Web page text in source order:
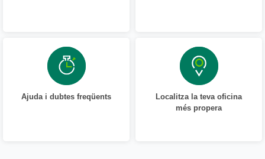
Ajuda i dubtes freqüents
Localitza la teva oficina
més propera